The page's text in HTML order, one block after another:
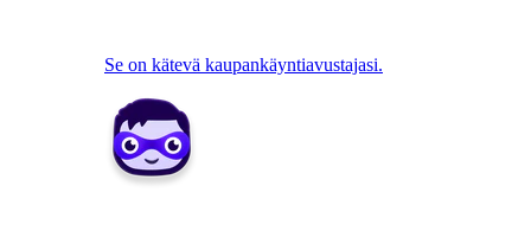
Se on kätevä kaupankäyntiavustajasi.